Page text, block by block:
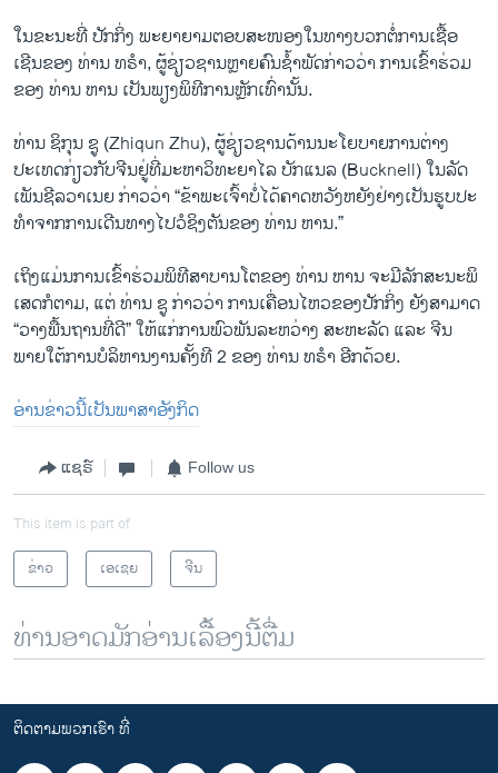
ໃນຂະນະທີ່ ປັກກິ່ງ ພະຍາຍາມຕອບສະໜອງໃນທາງບວກຕໍ່ການເຊື້ອ
ເຊີນຂອງ ທ່ານ ທຣໍາ, ຜູ້ຊ່ຽວຊານຫຼາຍຄົນຊໍ້າພັດກ່າວວ່າ ການເຂົ້າຮ່ວມ
ຂອງ ທ່ານ ຫານ ເປັນພຽງພິທີການຫຼັກເທົ່ານັ້ນ.
ທ່ານ ຊິກຸນ ຊູ (Zhiqun Zhu), ຜູ້ຊ່ຽວຊານດ້ານນະໂຍບາຍການຕ່າງ
ປະເທດກ່ຽວກັບຈີນຢູ່ທີ່ມະຫາວິທະຍາໄລ ບັກແນລ (Bucknell) ໃນລັດ
ເພັນຊີລວາເນຍ ກ່າວວ່າ “ຂ້າພະເຈົ້າບໍ່ໄດ້ຄາດຫວັງຫຍັງຢ່າງເປັນຮູບປະ
ທໍາຈາກການເດີນທາງໄປວໍຊິງຕັນຂອງ ທ່ານ ຫານ.”
​ເຖິງ​ແມ່ນການເຂົ້າຮ່ວມພິທີສາບານໂຕຂອງ ທ່ານ ຫານ ​ຈະ​ມີ​ລັກສະນະ​ພິ​
ເສດກໍຕາມ, ແຕ່ ທ່ານ ຊູ ກ່າວ​ວ່າ ການ​ເຄື່ອນ​ໄຫວ​ຂອງ​ປັກ​ກິ່ງ​ ຍັງ​ສາມາດ
“ວາງ​ພື້ນຖານ​ທີ່​ດີ” ​ໃຫ້​ແກ່​ການ​ພົວພັນ​ລະຫວ່າງ ​ສະຫະລັດ ແລະ ຈີນ
ພາຍ​ໃຕ້​ການບໍລິຫານງານ​ຄັ້ງ​ທີ 2 ຂອງ​ ທ່ານ ທຣໍາ ອີກດ້ວຍ.
ອ່ານຂ່າວນີ້ເປັນພາສາອັງກິດ
ແຊຣ໌ Follow us
This item is part of
ຂ່າວ
ເອເຊຍ ຈີນ
ທ່ານອາດມັກອ່ານເລື້ອງນີ້ຕື່ມ
ຕິດຕາມພວກເຮົາ ທີ່